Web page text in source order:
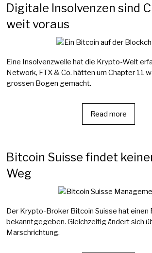
Digitale Insolvenzen sind
weit voraus
Eine Insolvenzwelle hat die Krypto-Welt
Network, FTX & Co. hätten um Chapter 11
grossen Bogen gemacht.
Read more
Bitcoin Suisse findet
Weg
Der Krypto-Broker Bitcoin Suisse hat einen
bekanntgegeben. Gleichzeitig ändert sich
Marschrichtung.